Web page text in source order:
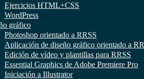
Ejercicios HTML+CSS
WordPress
gráfico
Photoshop orientado a RRSS
Aplicación de diseño gráfico orientado a
Edición de vídeo y plantillas para RRSS
Essential Graphics de Adobe Premiere Pro
Iniciación a Illustrator